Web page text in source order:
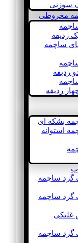
سوزنی
مخروطی
ردیفه
ساچمه
ردیفه
ردیفه
بشکه ای
استوانه
گرد ساچمه
گرد ساچمه
غلتکی
گرد ساچمه